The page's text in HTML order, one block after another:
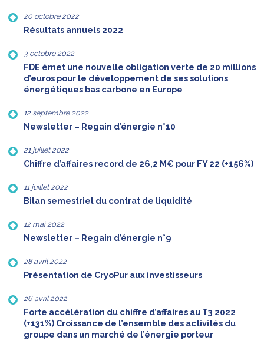
20 octobre 2022
Résultats annuels 2022
3 octobre 2022
FDE émet une nouvelle obligation verte de 20 millions
d’euros pour le développement de ses solutions
énergétiques bas carbone en Europe
12 septembre 2022
Newsletter – Regain d’énergie n°10
21 juillet 2022
Chiffre d’affaires record de 26,2 M€ pour FY 22 (+156%)
11 juillet 2022
Bilan semestriel du contrat de liquidité
12 mai 2022
Newsletter – Regain d’énergie n°9
28 avril 2022
Présentation de CryoPur aux investisseurs
26 avril 2022
Forte accélération du chiffre d’affaires au T3 2022
(+131%) Croissance de l’ensemble des activités du
groupe dans un marché de l’énergie porteur